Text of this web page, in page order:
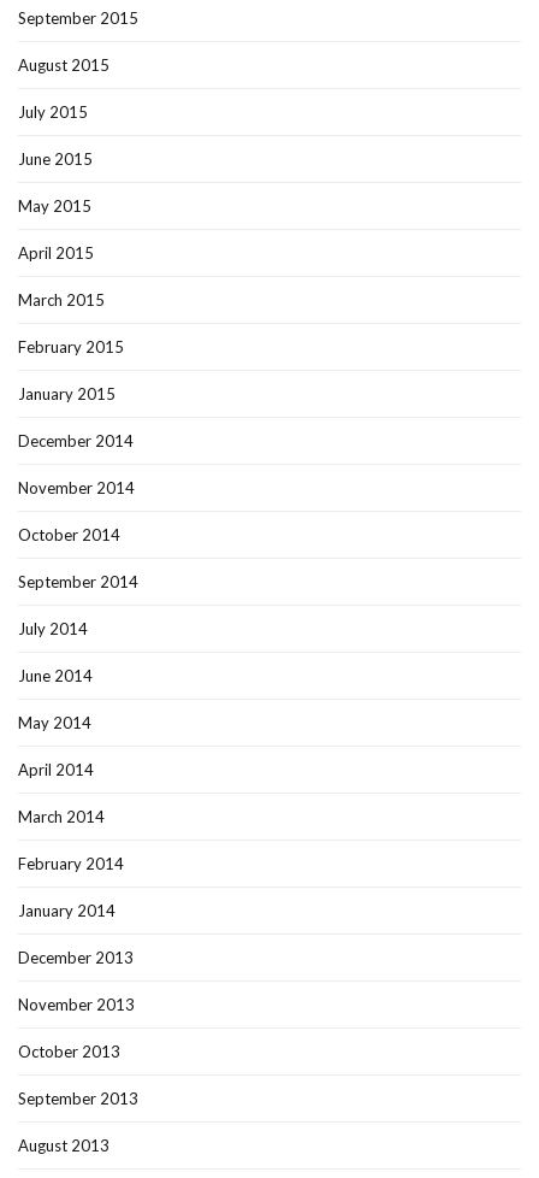
September 2015
August 2015
July 2015
June 2015
May 2015
April 2015
March 2015
February 2015
January 2015
December 2014
November 2014
October 2014
September 2014
July 2014
June 2014
May 2014
April 2014
March 2014
February 2014
January 2014
December 2013
November 2013
October 2013
September 2013
August 2013